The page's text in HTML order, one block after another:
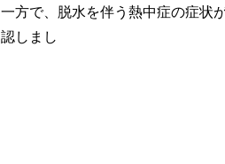
一方で、脱水を伴う熱中症の症状
認しまし